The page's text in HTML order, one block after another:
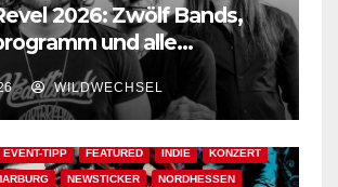
2026: Zwölf Bands,
und alle
Informationen!
WILDWECHSEL
EVENT-TIPP FEATURED INDIE KONZERT
NEWSTICKER NORDHESSEN